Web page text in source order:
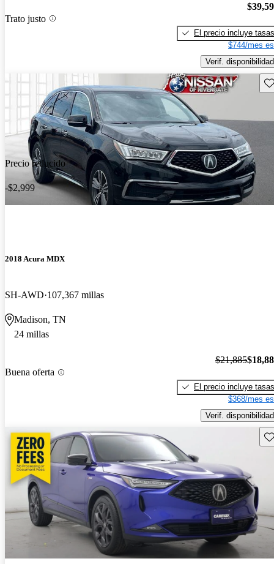
Trato justo
El precio incluye tasas
$744/mes
Verif. disponibilidad
Precio reducido
-$2,999
2018 Acura MDX
SH-AWD 107,367 millas
Madison, TN
24 millas
Buena oferta
$21,885
El precio incluye tasas
$368/mes
Verif. disponibilidad